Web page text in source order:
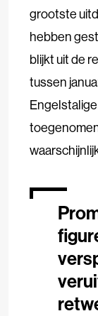
grootste
hebben
blijkt uit de
tussen